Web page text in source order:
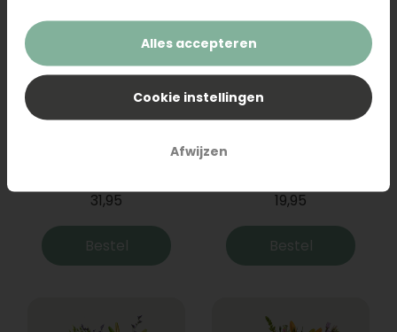
31,95
Bestel
19,95
Bestel
Alles accepteren
Cookie instellingen
Afwijzen